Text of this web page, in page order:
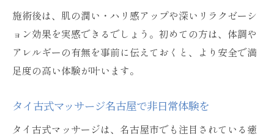
施術後は、肌の潤い・ハリ感アップや深いリラクゼーシ
ョン効果を実感できるでしょう。初めての方は、体調や
アレルギーの有無を事前に伝えておくと、より安全で満
足度の高い体験が叶います。
タイ古式マッサージ名古屋で非日常体験を
タイ古式マッサージは、名古屋市でも注目されている癒